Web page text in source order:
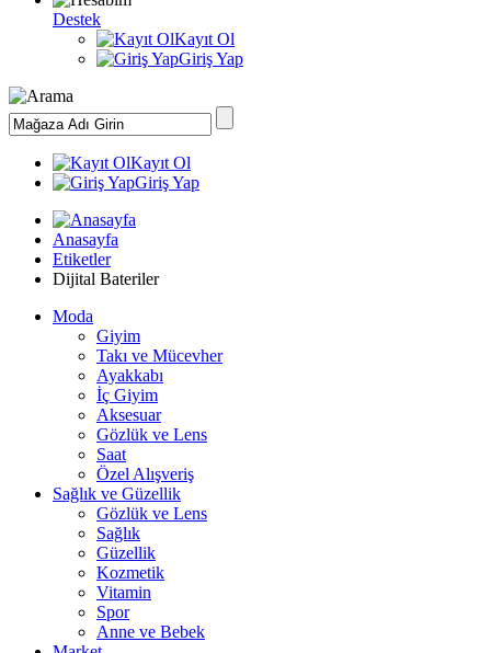
Destek
Kayıt Ol
Giriş Yap
Kayıt Ol
Giriş Yap
Anasayfa
Etiketler
Dijital Bateriler
Moda
Giyim
Takı ve Mücevher
Ayakkabı
İç Giyim
Aksesuar
Gözlük ve Lens
Saat
Özel Alışveriş
Sağlık ve Güzellik
Gözlük ve Lens
Sağlık
Güzellik
Kozmetik
Vitamin
Spor
Anne ve Bebek